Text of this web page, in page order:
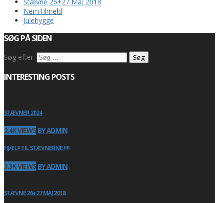
NemTilmeld
Julehygge
SØG PÅ SIDEN
Søg efter:
INTERESTING POSTS
STÆVNER 2024
2.4K VIEWS BY ADMIN
HJÆLP TIL STÆVNERNE !!!!
3.3K VIEWS BY ADMIN
STÆVNE 26+27 MAJ 2018